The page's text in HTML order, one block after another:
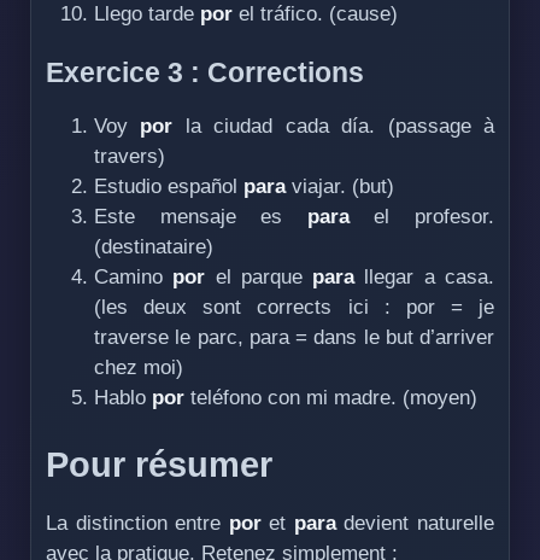
Llego tarde por el tráfico. (cause)
Exercice 3 : Corrections
Voy por la ciudad cada día. (passage à
travers)
Estudio español paraviajar. (but)
Este mensaje es parael profesor.
(destinataire)
Camino por el parque parallegar a casa.
(les deux sont corrects ici : por = je
traverse le parc, para = dans le but d’arriver
chez moi)
Hablo por teléfono con mi madre. (moyen)
Pour résumer
La distinction entre poret paradevient naturelle
avec la pratique. Retenez simplement :